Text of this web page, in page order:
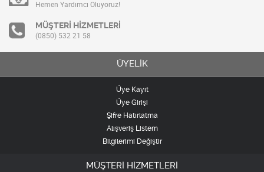
Hemen Yardımcı Oluyoruz!
MÜŞTERİ HİZMETLERİ
(0850) 532 21 58
ÜYELİK
Üye Kayıt
Üye Girişi
Şifre Hatırlatma
Alışveriş Listem
Bilgilerimi Değiştir
MÜŞTERİ HİZMETLERİ